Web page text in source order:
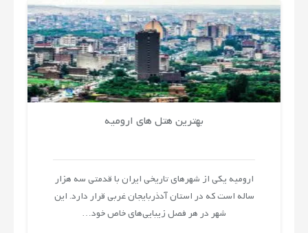
اقامتگاه
توصیه
بهترین هتل های ارومیه
ارومیه یکی از شهرهای تاریخی ایران با قدمتی سه هزار
ساله است که در استان آدذربایجان غربی قرار دارد. این
شهر در هر فصل زیبایی‌های خاص خود…